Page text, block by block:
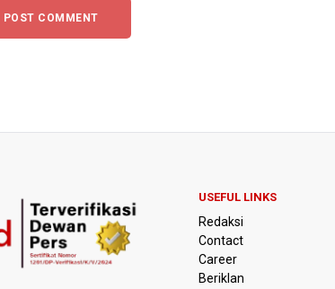
USEFUL LINKS
Redaksi
Contact
Career
Beriklan